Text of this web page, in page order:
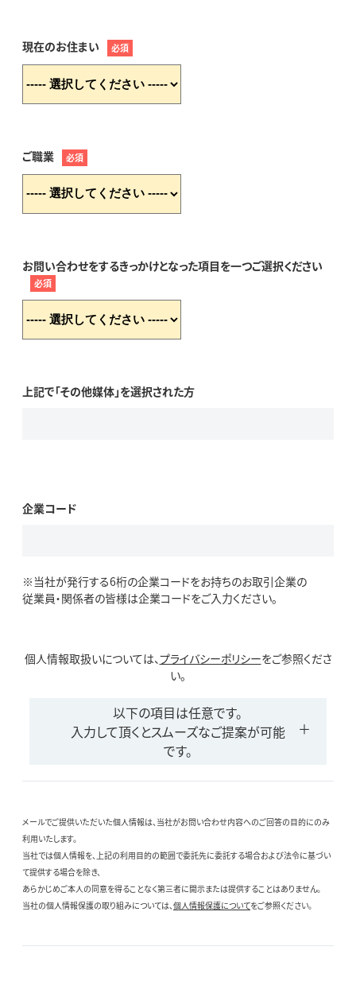
現在のお住まい 必須
ご職業 必須
お問い合わせをするきっかけとなった項目を一つご選択ください
必須
上記で「その他媒体」を選択された方
企業コード
※当社が発行する6桁の企業コードをお持ちのお取引企業の
従業員・関係者の皆様は企業コードをご入力ください。
個人情報取扱いについては、プライバシーポリシーをご参照くださ
い。
以下の項目は任意です。
入力して頂くとスムーズなご提案が可能
です。
メールでご提供いただいた個人情報は、当社がお問い合わせ内容へのご回答の目的にのみ
利用いたします。
当社では個人情報を、上記の利用目的の範囲で委託先に委託する場合および法令に基づい
て提供する場合を除き、
あらかじめご本人の同意を得ることなく第三者に開示または提供することはありません。
当社の個人情報保護の取り組みについては、個人情報保護についてをご参照ください。